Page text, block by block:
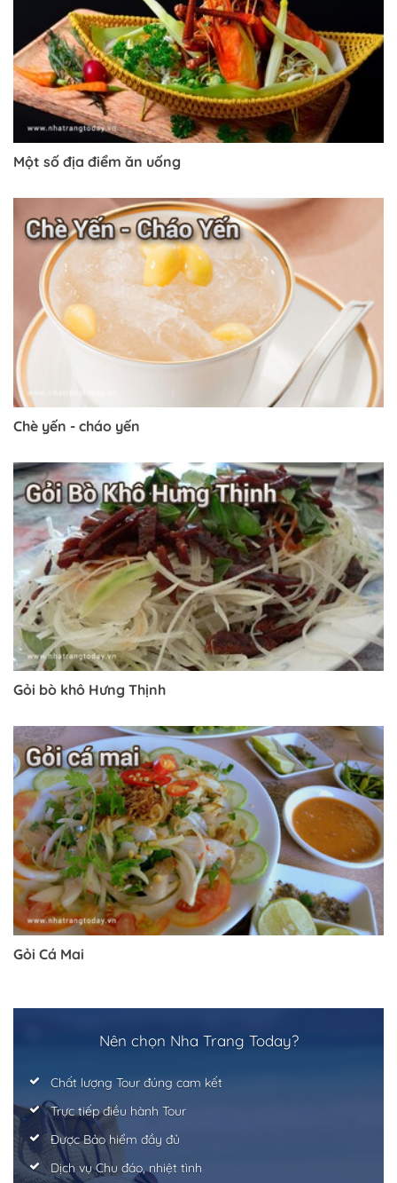
Trở về trang trước đó
Một số địa điểm ăn uống
Chè yến - cháo yến
Gỏi bò khô Hưng Thịnh
Gỏi Cá Mai
Nên chọn Nha Trang Today?
Chất lượng Tour đúng cam kết
Trực tiếp điều hành Tour
Được Bảo hiểm đầy đủ
Dịch vụ Chu đáo, nhiệt tình